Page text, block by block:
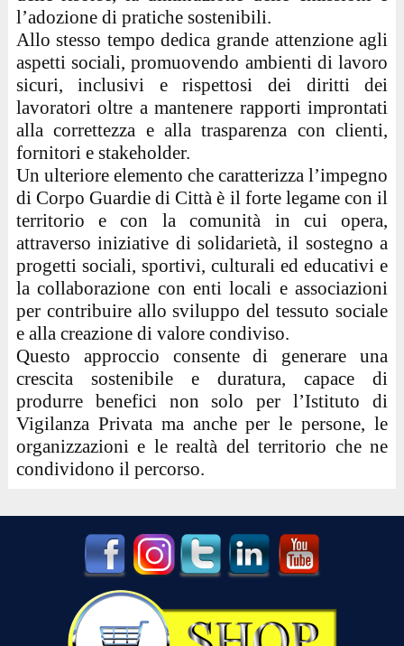
l’adozione di pratiche sostenibili.
Allo stesso tempo dedica grande attenzione agli
aspetti sociali, promuovendo ambienti di lavoro
sicuri, inclusivi e rispettosi dei diritti dei
lavoratori oltre a mantenere rapporti improntati
alla correttezza e alla trasparenza con clienti,
fornitori e stakeholder.
Un ulteriore elemento che caratterizza l’impegno
di Corpo Guardie di Città è il forte legame con il
territorio e con la comunità in cui opera,
attraverso iniziative di solidarietà, il sostegno a
progetti sociali, sportivi, culturali ed educativi e
la collaborazione con enti locali e associazioni
per contribuire allo sviluppo del tessuto sociale
e alla creazione di valore condiviso.
Questo approccio consente di generare una
crescita sostenibile e duratura, capace di
produrre benefici non solo per l’Istituto di
Vigilanza Privata ma anche per le persone, le
organizzazioni e le realtà del territorio che ne
condividono il percorso.